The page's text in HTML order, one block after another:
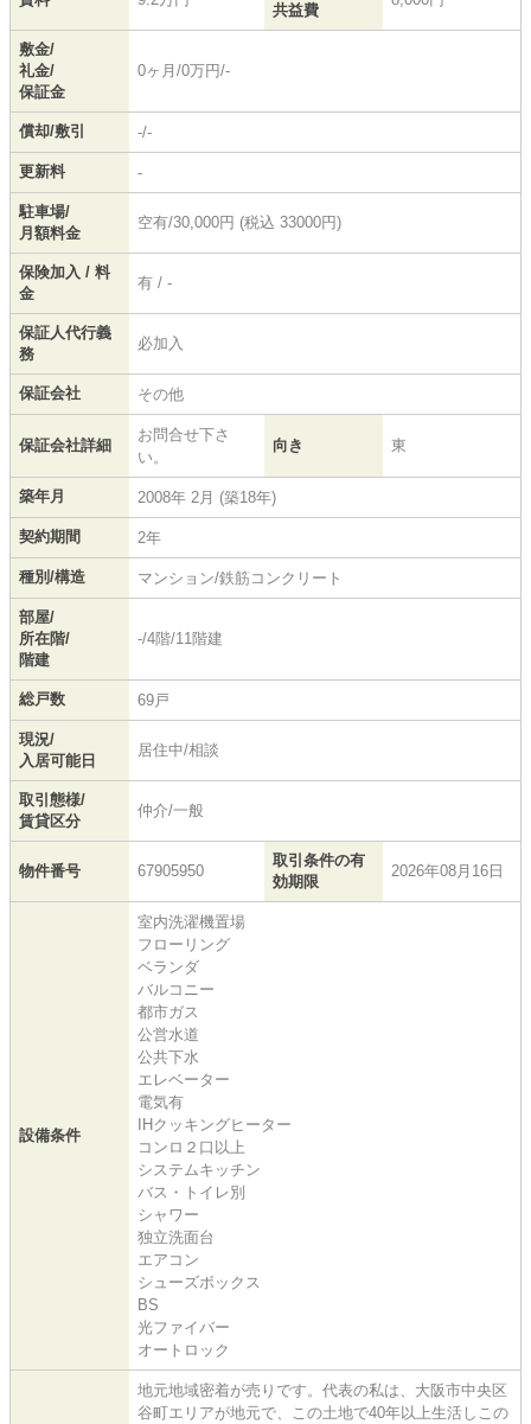
共益費
敷金/
礼金/
保証金
0ヶ月/0万円/-
償却/敷引 -/-
更新料 -
駐車場/
月額料金
空有/30,000円 (税込 33000円)
保険加入 / 料
金
有 / -
保証人代行義
務
必加入
保証会社 その他
保証会社詳細
お問合せ下さ
い。
向き 東
築年月 2008年 2月 (築18年)
契約期間 2年
種別/構造 マンション/鉄筋コンクリート
部屋/
所在階/
階建
-/4階/11階建
総戸数 69戸
現況/
入居可能日
居住中/相談
取引態様/
賃貸区分
仲介/一般
物件番号 67905950
取引条件の有
効期限
2026年08月16日
設備条件
室内洗濯機置場
フローリング
ベランダ
バルコニー
都市ガス
公営水道
公共下水
エレベーター
電気有
IHクッキングヒーター
コンロ２口以上
システムキッチン
バス・トイレ別
シャワー
独立洗面台
エアコン
シューズボックス
BS
光ファイバー
オートロック
地元地域密着が売りです。代表の私は、大阪市中央区
谷町エリアが地元で、この土地で40年以上生活しこの